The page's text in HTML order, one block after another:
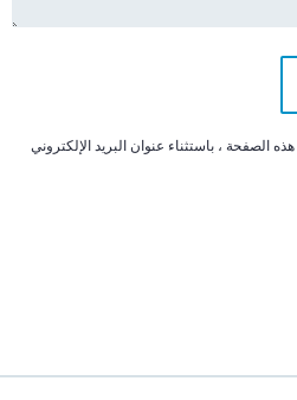
الصفحة ، باستثناء عنوان البريد الإلكتروني